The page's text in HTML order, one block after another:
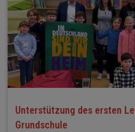
Unterstützung des ersten
Grundschule